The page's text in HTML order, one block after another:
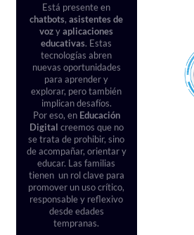
Está presente en
chatbots,asistentes de
vozyaplicaciones
educativas. Estas
tecnologías abren
nuevas oportunidades
para aprender y
explorar, pero también
implican desafíos.
Por eso, en Educación
Digital creemos que no
se trata de prohibir, sino
de acompañar, orientar y
educar. Las familias
tienen un rol clave para
promover un uso crítico,
responsable y reflexivo
desde edades
tempranas.